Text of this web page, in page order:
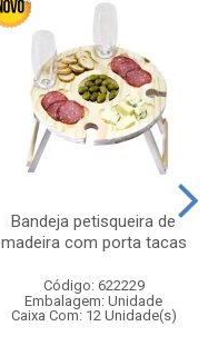
Bandeja petisqueira de
madeira com porta tacas
Código: 622229
Embalagem: Unidade
Caixa Com: 12 Unidade(s)